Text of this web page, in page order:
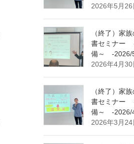
2026年5月26
（終了）家
書セミナー
備～ -2026/
2026年4月30
（終了）家
書セミナー
備～ -2026/
2026年3月24